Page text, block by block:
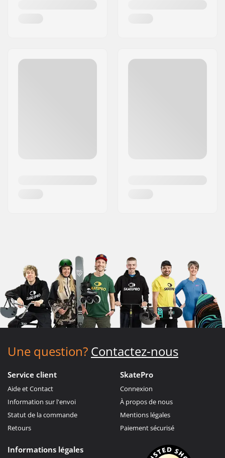
Une question? Contactez-nous
Service client
Aide et Contact
Information sur l'envoi
Statut de la commande
Retours
SkatePro
Connexion
À propos de nous
Mentions légales
Paiement sécurisé
Informations légales